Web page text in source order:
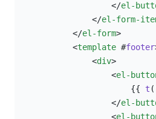
                    </
el-
                </
el-form-
            </
el-form>
            <
template #footer
                <
div>
                    <
el-
                        {{
t (
                    </
el-
                    <
el-